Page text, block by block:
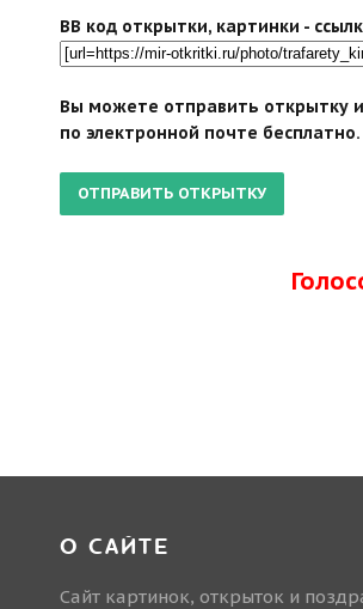
BB код открытки, картинки -
Вы можете отправить открытку
по электронной почте
О САЙТЕ
Сайт картинок, открыток и